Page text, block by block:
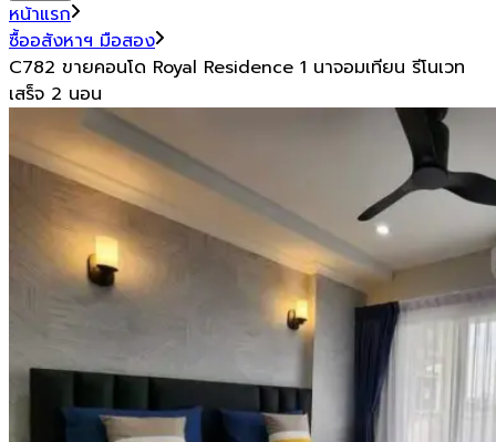
หน้าแรก
ซื้ออสังหาฯ มือสอง
C782 ขายคอนโด Royal Residence 1 นาจอมเทียน รีโนเวท
เสร็จ 2 นอน